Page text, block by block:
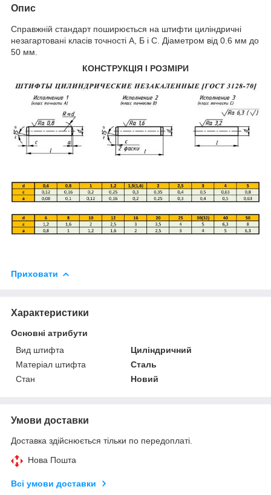
Опис
Справжній стандарт поширюється на штифти циліндричні
незагартовані класів точності А, Б і С. Діаметром від 0.6 мм до
50 мм.
КОНСТРУКЦІЯ І РОЗМІРИ
Приховати
Характеристики
Основні атрибути
Вид штифта
Циліндричний
Матеріал штифта
Сталь
Стан
Новий
Умови доставки
Доставка здійснюється тільки по передоплаті.
Нова Пошта
Всі умови доставки